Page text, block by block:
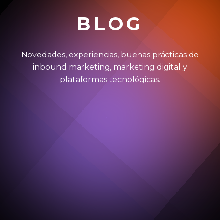
BLOG
Novedades, experiencias, buenas prácticas de
inbound marketing, marketing digital y
plataformas tecnológicas.